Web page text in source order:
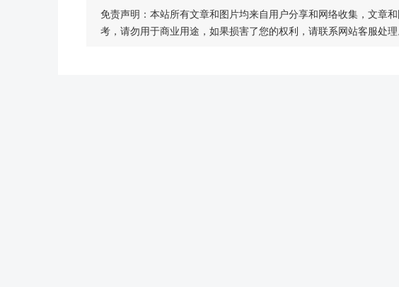
免责声明：本站所有文章和图片均来自用户分享和网络收集，文章
考，请勿用于商业用途，如果损害了您的权利，请联系网站客服处理